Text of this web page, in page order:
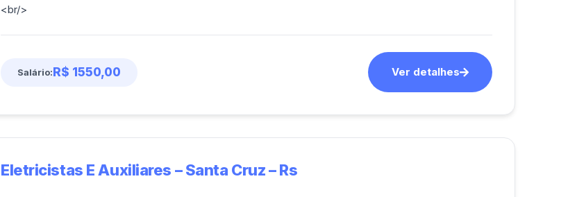
<br/>
Salário:R$ 1550,00 Ver detalhes
Eletricistas E Auxiliares – Santa Cruz – Rs